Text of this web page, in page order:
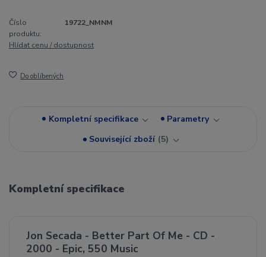
Číslo
produktu:
19722_NMNM
Hlídat cenu / dostupnost
Do oblíbených
Kompletní specifikace
Parametry
Související zboží 5
Kompletní specifikace
Jon Secada - Better Part Of Me - CD -
2000 - Epic, 550 Music